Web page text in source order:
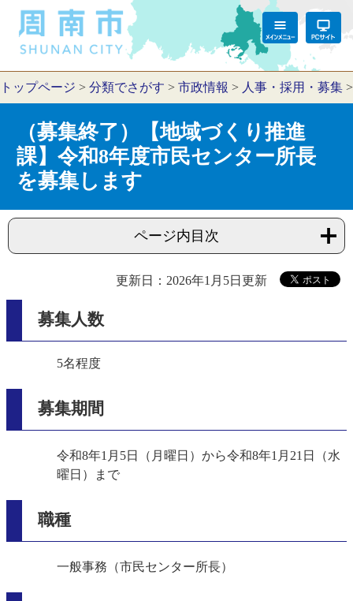
トップページ > 分類でさがす > 市政情報 > 人事・採用・募集
（募集終了）【地域づくり推進
課】令和8年度市民センター所長
を募集します
ページ内目次
更新日：2026年1月5日更新
募集人数
5名程度
募集期間
令和8年1月5日（月曜日）から令和8年1月21日（水
曜日）まで
職種
一般事務（市民センター所長）